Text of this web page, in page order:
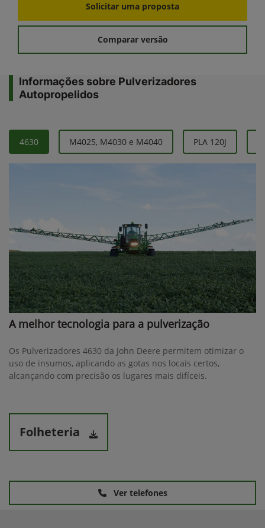
Solicitar uma proposta
Comparar versão
Informações sobre Pulverizadores
Autopropelidos
4630 M4025, M4030 e M4040 PLA 120J
A melhor tecnologia para a pulverização
Os Pulverizadores 4630 da John Deere permitem otimizar o
uso de insumos, aplicando as gotas nos locais certos,
alcançando com precisão os lugares mais difíceis.
Folheteria
Ver telefones